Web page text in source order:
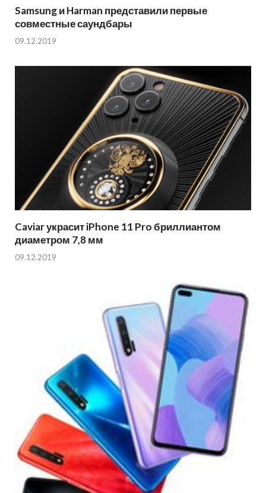
Samsung и Harman представили первые
совместные саундбары
09.12.2019
Caviar украсит iPhone 11 Pro бриллиантом
диаметром 7,8 мм
09.12.2019